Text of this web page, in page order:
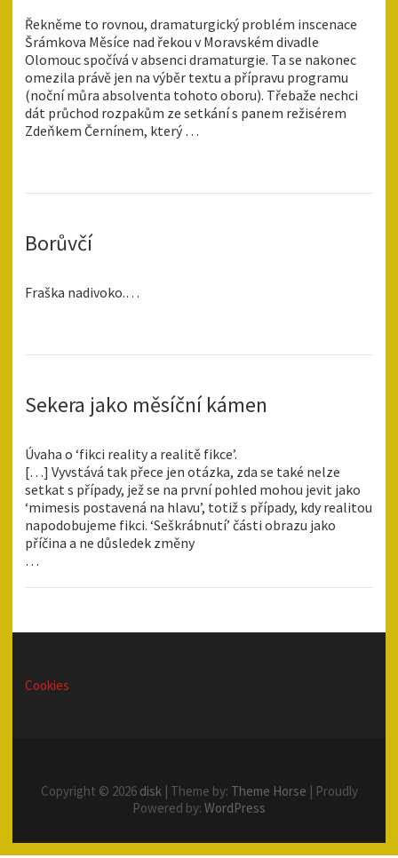
Řekněme to rovnou, dramaturgický problém inscenace
Šrámkova Měsíce nad řekou v Moravském divadle
Olomouc spočívá v absenci dramaturgie. Ta se nakonec
omezila právě jen na výběr textu a přípravu programu
(noční můra absolventa tohoto oboru). Třebaže nechci
dát průchod rozpakům ze setkání s panem režisérem
Zdeňkem Černínem, který …
Borůvčí
Fraška nadivoko.…
Sekera jako měsíční kámen
Úvaha o ‘fikci reality a realitě fikce’.
[…] Vyvstává tak přece jen otázka, zda se také nelze
setkat s případy, jež se na první pohled mohou jevit jako
‘mimesis postavená na hlavu’, totiž s případy, kdy realitou
napodobujeme fikci. ‘Seškrábnutí’ části obrazu jako
příčina a ne důsledek změny
…
Cookies
Copyright © 2026 disk| Theme by: Theme Horse | Proudly
Powered by: WordPress